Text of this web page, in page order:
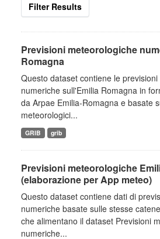
Filter Results
Previsioni meteorologiche
Romagna
Questo dataset contiene le
numeriche sull'Emilia Romagna in
da Arpae Emilia-Romagna e basate
meteorologici...
GRIB grib
Previsioni meteorologiche
(elaborazione per App meteo)
Questo dataset contiene dati di
numeriche basate sulle stesse
che alimentano il dataset Previsioni
numeriche...